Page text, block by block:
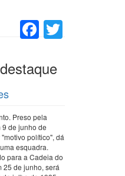
Facebook
Preso pela
9 de junho de
político", dá
esquadra.
para a Cadeia do
25 de junho, será